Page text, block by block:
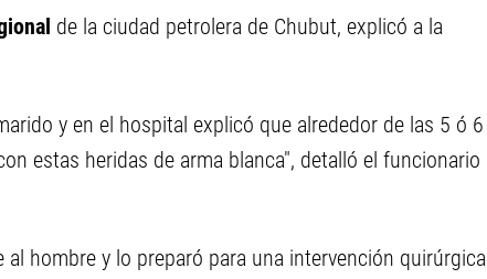
de la ciudad petrolera de Chubut, explicó a la
y en el hospital explicó que alrededor de las 5 ó 6
estas heridas de arma blanca", detalló el funcionario
hombre y lo preparó para una intervención quirúrgica